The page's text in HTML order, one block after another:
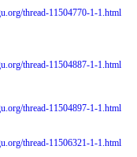
thread-11504770-1-1.html
thread-11504887-1-1.html
thread-11504897-1-1.html
thread-11506321-1-1.html